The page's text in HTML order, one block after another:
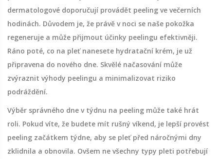
dermatologové doporučují provádět peeling ve večerních
hodinách. Důvodem je, že právě v noci se naše pokožka
regeneruje a může přijmout účinky peelingu efektivněji.
Ráno poté, co na pleť nanesete hydratační krém, je už
připravena do nového dne. Skvělé načasování může
zvýraznit výhody peelingu a minimalizovat riziko
podráždění.
Výběr správného dne v týdnu na peeling může také hrát
roli. Pokud víte, že budete mít rušný víkend, je lepší provést
peeling začátkem týdne, aby se pleť před náročnými dny
zklidnila a obnovila. Ovšem ne všechny typy pleti potřebují